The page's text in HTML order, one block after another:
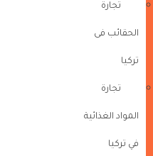
تجارة
الحقائب فى
تركيا
تجارة
المواد الغذائية
في تركيا